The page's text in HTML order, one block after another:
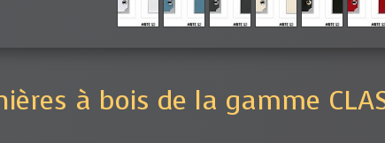
à bois de la gamme